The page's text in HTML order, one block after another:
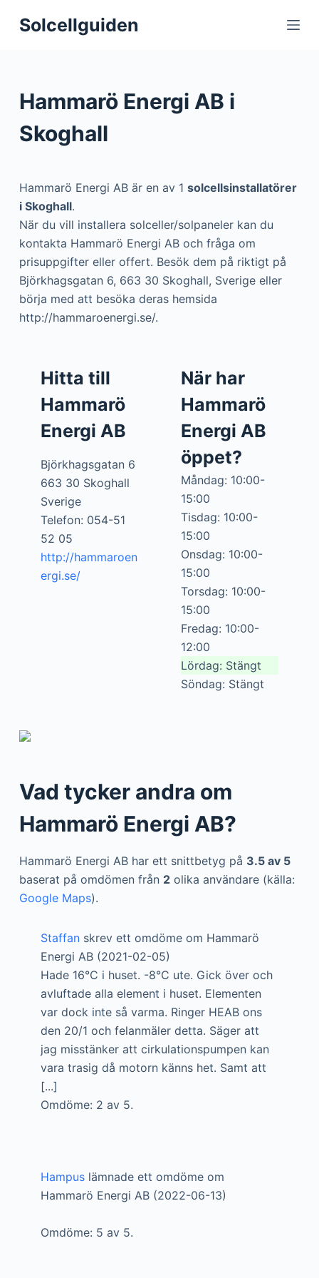
S
o
c
e
n
Solcellguiden
Hammarö Energi AB i
Skoghall
Hammarö Energi AB är en av 1 solcellsinstallatörer
i Skoghall.
När du vill installera solceller/solpaneler kan du
kontakta Hammarö Energi AB och fråga om
prisuppgifter eller offert. Besök dem på riktigt på
Björkhagsgatan 6, 663 30 Skoghall, Sverige eller
börja med att besöka deras hemsida
http://hammaroenergi.se/.
Hitta till
Hammarö
Energi AB
Björkhagsgatan 6
663 30 Skoghall
Sverige
Telefon: 054-51
52 05
http://hammaroen
ergi.se/
När har
Hammarö
Energi AB
öppet?
Måndag: 10:00-
15:00
Tisdag: 10:00-
15:00
Onsdag: 10:00-
15:00
Torsdag: 10:00-
15:00
Fredag: 10:00-
12:00
Lördag: Stängt
Söndag: Stängt
Vad tycker andra om
Hammarö Energi AB?
Hammarö Energi AB har ett snittbetyg på 3.5 av 5
baserat på omdömen från 2olika användare (källa:
Google Maps).
Staffanskrev ett omdöme om Hammarö
Energi AB (2021-02-05)
Hade 16°C i huset. -8°C ute. Gick över och
avluftade alla element i huset. Elementen
var dock inte så varma. Ringer HEAB ons
den 20/1 och felanmäler detta. Säger att
jag misstänker att cirkulationspumpen kan
vara trasig då motorn känns het. Samt att
[...]
Omdöme: 2 av 5.
Hampuslämnade ett omdöme om
Hammarö Energi AB (2022-06-13)
Omdöme: 5 av 5.